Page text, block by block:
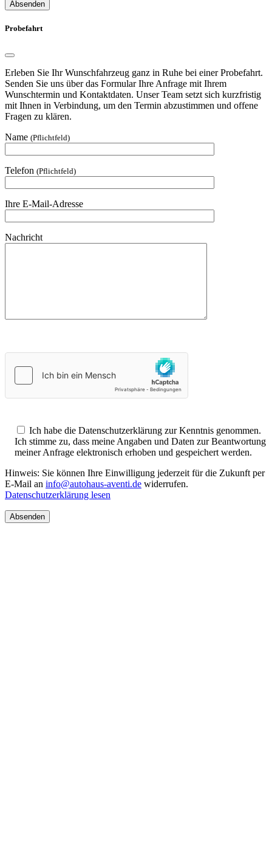
Absenden
Probefahrt
Erleben Sie Ihr Wunschfahrzeug ganz in Ruhe bei einer Probefahrt.
Senden Sie uns über das Formular Ihre Anfrage mit Ihrem
Wunschtermin und Kontaktdaten. Unser Team setzt sich kurzfristig
mit Ihnen in Verbindung, um den Termin abzustimmen und offene
Fragen zu klären.
Name (Pflichtfeld)
Telefon (Pflichtfeld)
Ihre E-Mail-Adresse
Nachricht
Ich habe die Datenschutzerklärung zur Kenntnis genommen.
Ich stimme zu, dass meine Angaben und Daten zur Beantwortung
meiner Anfrage elektronisch erhoben und gespeichert werden.
Hinweis: Sie können Ihre Einwilligung jederzeit für die Zukunft per
E-Mail an info@autohaus-aventi.de widerrufen.
Datenschutzerklärung lesen
Absenden